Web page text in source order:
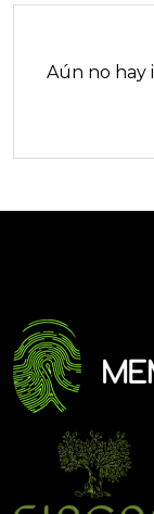
Aún no hay